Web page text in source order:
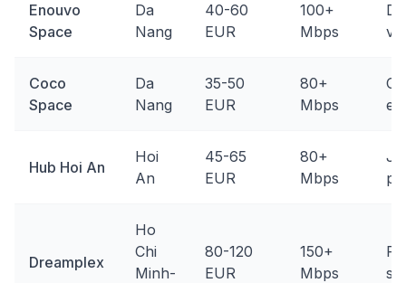
Enouvo
Space
Da
Nang
40-60
EUR
100+
Mbps
Coco
Space
Da
Nang
35-50
EUR
80+
Mbps
Hub Hoi An
Hoi
An
45-65
EUR
80+
Mbps
Dreamplex
Ho
Chi
Minh-
80-120
EUR
150+
Mbps